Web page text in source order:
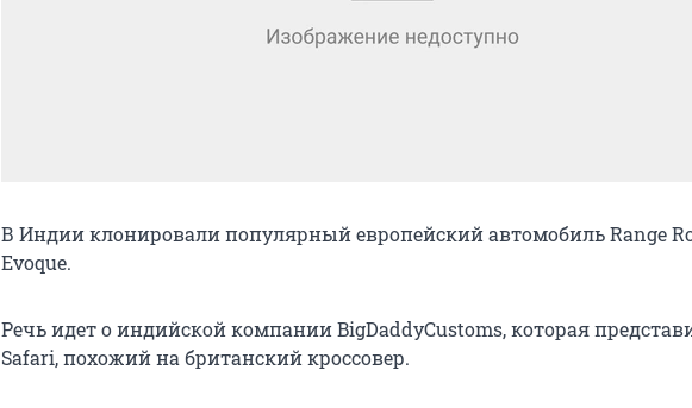
В Индии клонировали популярный европейский автомобиль Range
Evoque.
Речь идет о индийской компании BigDaddyCustoms, которая
Safari, похожий на британский кроссовер.